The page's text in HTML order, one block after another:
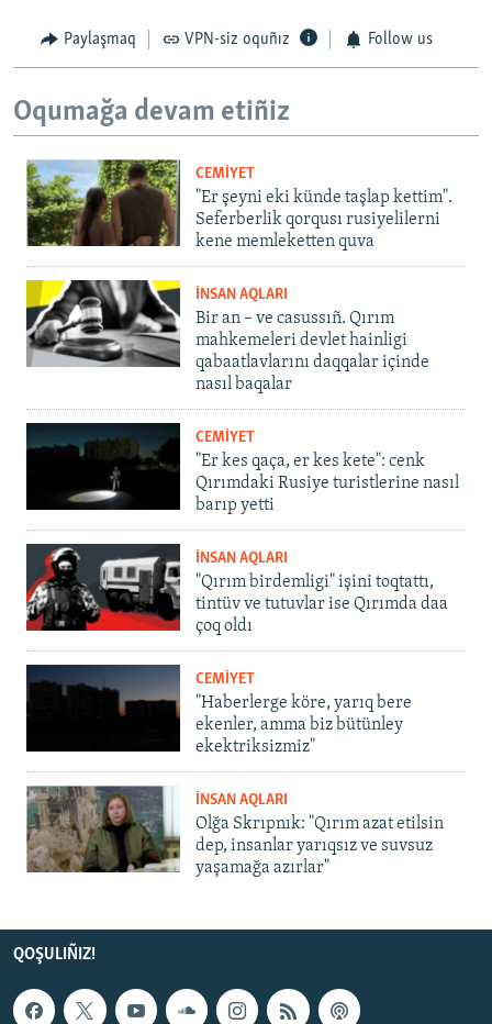
Paylaşmaq VPN-siz oquñız Follow us
Oqumağa devam etiñiz
CEMİYET
"Er şeyni eki künde taşlap kettim".
Seferberlik qorqusı rusiyelilerni
kene memleketten quva
İNSAN AQLARI
Bir an – ve casussıñ. Qırım
mahkemeleri devlet hainligi
qabaatlavlarını daqqalar içinde
nasıl baqalar
CEMİYET
"Er kes qaça, er kes kete": cenk
Qırımdaki Rusiye turistlerine nasıl
barıp yetti
İNSAN AQLARI
"Qırım birdemligi" işini toqtattı,
tintüv ve tutuvlar ise Qırımda daa
çoq oldı
CEMİYET
"Haberlerge köre, yarıq bere
ekenler, amma biz bütünley
ekektriksizmiz"
İNSAN AQLARI
Olğa Skrıpnık: "Qırım azat etilsin
dep, insanlar yarıqsız ve suvsuz
yaşamağa azırlar"
QOŞULIÑIZ!